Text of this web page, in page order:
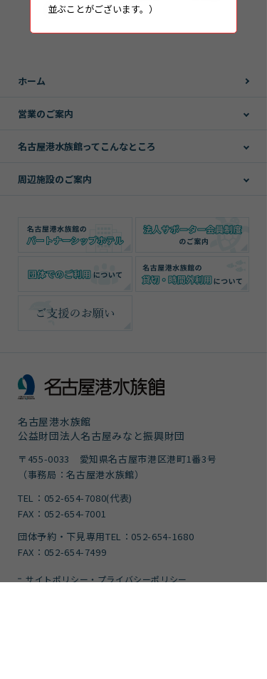
ホーム
営業のご案内
名古屋港水族館ってこんなところ
周辺施設のご案内
名古屋港水族館
公益財団法人名古屋みなと振興財団
〒455-0033 愛知県名古屋市港区港町1番3号
（事務局：名古屋港水族館）
TEL：052-654-7080(代表)
FAX：052-654-7001
団体予約・下見専用TEL：052-654-1680
FAX：052-654-7499
サイトポリシー・プライバシーポリシー
並ぶことがございます。）